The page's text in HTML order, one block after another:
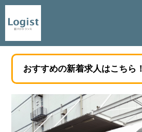
おすすめの新着求人はこちら！